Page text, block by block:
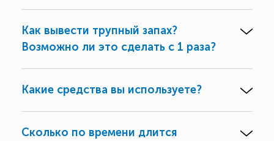
Как вывести трупный запах?
Возможно ли это сделать с 1 раза?
Какие средства вы используете?
Сколько по времени длится